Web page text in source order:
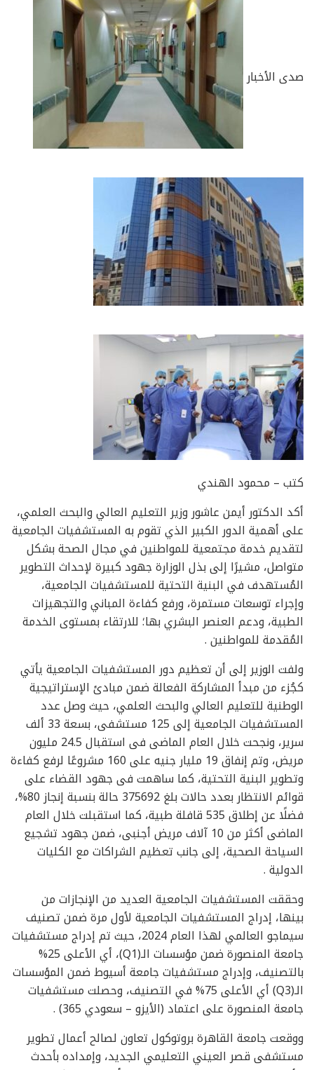
صدى الأخبار
كتب – محمود الهندي
أكد الدكتور أيمن عاشور وزير التعليم العالي والبحث العلمي،
على أهمية الدور الكبير الذي تقوم به المستشفيات الجامعية
لتقديم خدمة مجتمعية للمواطنين في مجال الصحة بشكل
متواصل، مشيرًا إلى بذل الوزارة جهود كبيرة لإحداث التطوير
المُستهدف في البنية التحتية للمستشفيات الجامعية،
وإجراء توسعات مستمرة، ورفع كفاءة المباني والتجهيزات
الطبية، ودعم العنصر البشري بها؛ للارتقاء بمستوى الخدمة
المُقدمة للمواطنين .
ولفت الوزير إلى أن تعظيم دور المستشفيات الجامعية يأتي
كجُزء من مبدأ المشاركة الفعالة ضمن مبادئ الإستراتيجية
الوطنية للتعليم العالي والبحث العلمي، حيث وصل عدد
المستشفيات الجامعية إلى 125 مستشفى، بسعة 33 ألف
سرير، ونجحت خلال العام الماضى فى استقبال 24.5 مليون
مريض، وتم إنفاق 19 مليار جنيه على 160 مشروعًا لرفع كفاءة
وتطوير البنية التحتية، كما ساهمت فى جهود القضاء على
قوائم الانتظار بعدد حالات بلغ 375692 حالة بنسبة إنجاز 80%،
فضلًا عن إطلاق 535 قافلة طبية، كما استقبلت خلال العام
الماضى أكثر من 10 آلاف مريض أجنبى، ضمن جهود تشجيع
السياحة الصحية، إلى جانب تعظيم الشراكات مع الكليات
الدولية .
وحققت المستشفيات الجامعية العديد من الإنجازات من
بينها، إدراج المستشفيات الجامعية لأول مرة ضمن تصنيف
سيماجو العالمي لهذا العام 2024، حيث تم إدراج مستشفيات
جامعة المنصورة ضمن مؤسسات الـ(Q1)، أي الأعلى 25%
بالتصنيف، وإدراج مستشفيات جامعة أسيوط ضمن المؤسسات
الـ(Q3) أي الأعلى 75% في التصنيف، وحصلت مستشفيات
جامعة المنصورة على اعتماد (الأيزو – سعودي 365) .
ووقعت جامعة القاهرة بروتوكول تعاون لصالح أعمال تطوير
مستشفى قصر العيني التعليمي الجديد، وإمداده بأحدث